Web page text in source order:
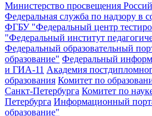
Министерство просвещения
Федеральная служба по надзору в
ФГБУ "Федеральный центр
"Федеральный институт
Федеральный образовательный
образование" Федеральный
и ГИА-11 Академия
образования Комитет по
Санкт-Петербурга Комитет по
Петербурга Информационный
образование"